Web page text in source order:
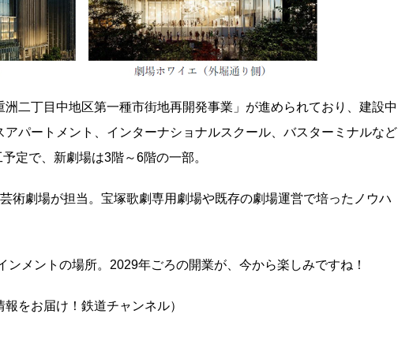
二丁目中地区第一種市街地再開発事業」が進められており、建設中
パートメント、インターナショナルスクール、バスターミナルなど
定で、新劇場は3階～6階の一部。
術劇場が担当。宝塚歌劇専用劇場や既存の劇場運営で培ったノウハ
メントの場所。2029年ごろの開業が、今から楽しみですね！
をお届け！鉄道チャンネル）